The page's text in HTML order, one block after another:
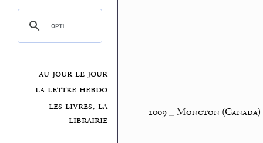
au jour le jour
la lettre hebdo
les livres, la
librairie
2009_ Moncton (Canada)